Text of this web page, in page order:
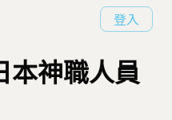
登入
本神職人員